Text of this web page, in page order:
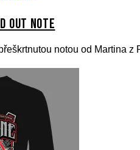
Out Note
notou od Martina